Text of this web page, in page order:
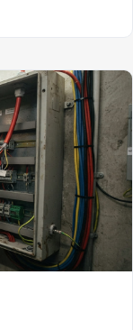
полную